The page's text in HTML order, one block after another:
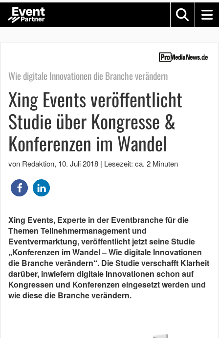
Wie digitale Innovationen die Branche verändern
Xing Events veröffentlicht
Studie über Kongresse &
Konferenzen im Wandel
von Redaktion, 10. Juli 2018 | Lesezeit: ca. 2 Minuten
Xing Events, Experte in der Eventbranche für die
Themen Teilnehmermanagement und
Eventvermarktung, veröffentlicht jetzt seine Studie
„Konferenzen im Wandel – Wie digitale Innovationen
die Branche verändern“. Die Studie verschafft Klarheit
darüber, inwiefern digitale Innovationen schon auf
Kongressen und Konferenzen eingesetzt werden und
wie diese die Branche verändern.